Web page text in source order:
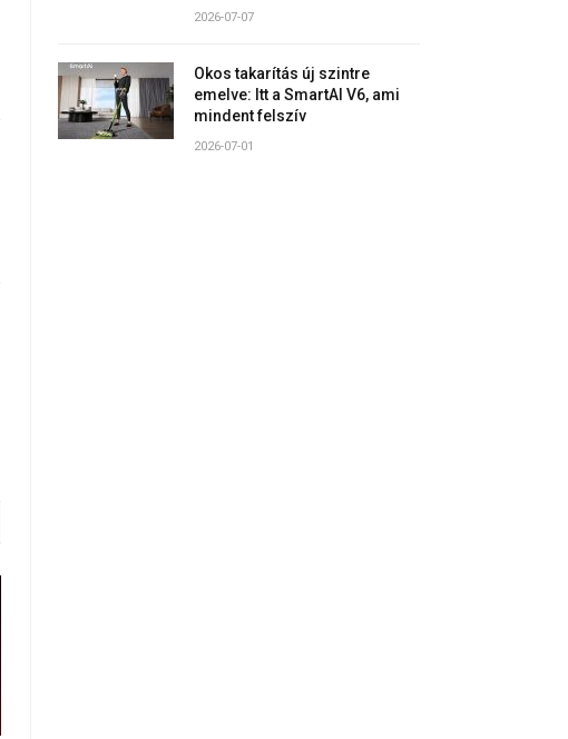
2026-07-07
Okos takarítás új szintre
emelve: Itt a SmartAI V6, ami
mindent felszív
2026-07-01